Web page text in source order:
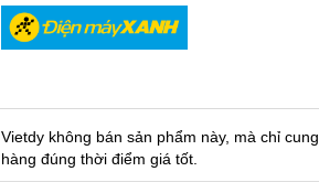
Vietdy không bán sản phẩm này, mà chỉ
hàng đúng thời điểm giá tốt.